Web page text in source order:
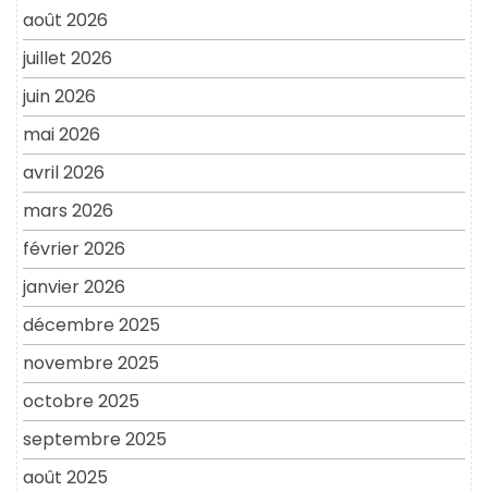
août 2026
juillet 2026
juin 2026
mai 2026
avril 2026
mars 2026
février 2026
janvier 2026
décembre 2025
novembre 2025
octobre 2025
septembre 2025
août 2025